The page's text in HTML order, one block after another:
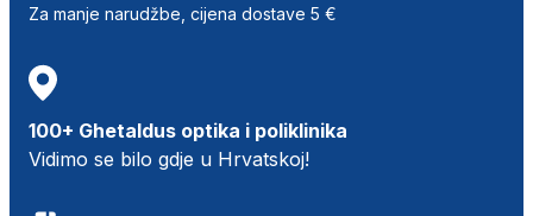
Za manje narudžbe, cijena dostave 5 €
100+ Ghetaldus optika i poliklinika
Vidimo se bilo gdje u Hrvatskoj!